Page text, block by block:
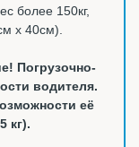
более 150кг,
х 40см).
Погрузочно-
водителя.
её
кг).